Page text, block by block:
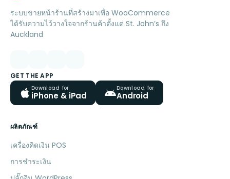
ระบบขายหน้าร้านที่สร้างมาเพื่อ WooCommerce
ได้รับความไว้วางใจจากร้านค้าตั้งแต่ St. John’s ถึง
Auckland
GET THE APP
Download for
iPhone & iPad
Download for
Android
ผลิตภัณฑ์
เครื่องคิดเงิน POS
การชำระเงิน